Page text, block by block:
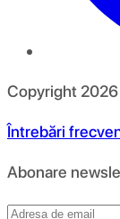
Copyright 2026
Întrebări
Abonare